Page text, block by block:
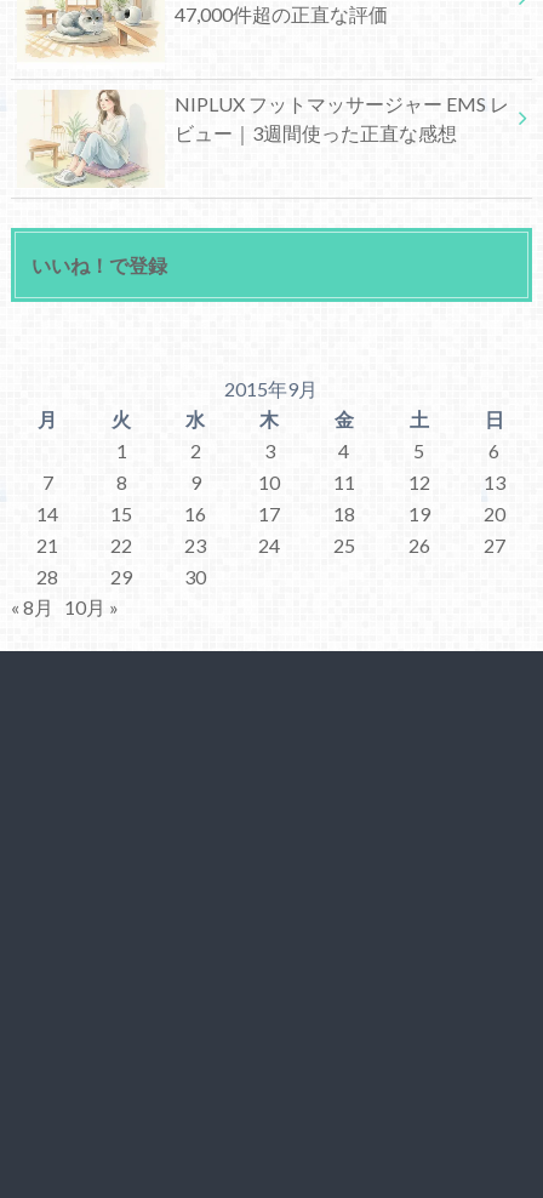
47,000件超の正直な評価
NIPLUX フットマッサージャー EMS レ
ビュー｜3週間使った正直な感想
いいね！で登録
2015年9月
月
火 水 木 金 土
日
1
2 3 4 5
6
7
8 9 10 11 12
13
14
15 16 17 18 19
20
21
22 23 24 25 26
27
28
29
30
« 8月
10月 »